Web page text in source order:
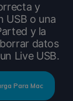
y
USB o una
y la
datos
Live USB.
Para Mac